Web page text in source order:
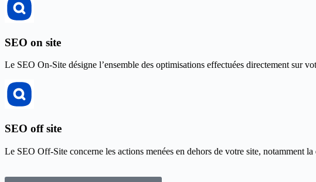
SEO on site
Le SEO On-Site désigne l’ensemble des optimisations effectuées directement sur
SEO off site
Le SEO Off-Site concerne les actions menées en dehors de votre site, notamment